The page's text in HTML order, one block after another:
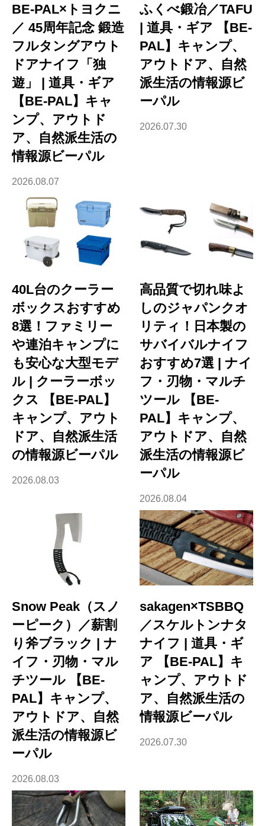
BE-PAL×トヨクニ
／ 45周年記念 鍛造
フルタングアウト
ドアナイフ「独
遊」 | 道具・ギア
【BE-PAL】キャ
ンプ、アウトド
ア、自然派生活の
情報源ビーパル
2026.08.07
ふくべ鍛冶／TAFU
| 道具・ギア 【BE-
PAL】キャンプ、
アウトドア、自然
派生活の情報源ビ
ーパル
2026.07.30
40L台のクーラー
ボックスおすすめ
8選！ファミリー
や連泊キャンプに
も安心な大型モデ
ル | クーラーボッ
クス 【BE-PAL】
キャンプ、アウト
ドア、自然派生活
の情報源ビーパル
2026.08.03
高品質で切れ味よ
しのジャパンクオ
リティ！日本製の
サバイバルナイフ
おすすめ7選 | ナイ
フ・刃物・マルチ
ツール 【BE-
PAL】キャンプ、
アウトドア、自然
派生活の情報源ビ
ーパル
2026.08.04
Snow Peak（スノ
ーピーク）／薪割
り斧ブラック | ナ
イフ・刃物・マル
チツール 【BE-
PAL】キャンプ、
アウトドア、自然
派生活の情報源ビ
ーパル
2026.08.03
sakagen×TSBBQ
／スケルトンナタ
ナイフ | 道具・ギ
ア 【BE-PAL】キ
ャンプ、アウトド
ア、自然派生活の
情報源ビーパル
2026.07.30